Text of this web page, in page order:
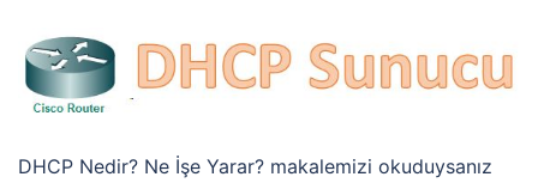
DHCP Nedir? Ne İşe Yarar? makalemizi okuduysanız